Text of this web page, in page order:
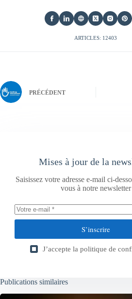
ARTICLES: 12403
PRÉCÉDENT
Mises à jour de la
Saisissez votre adresse e-mail ci-
vous à notre newsletter
S’inscrire
J’accepte la politique de
Publications similaires